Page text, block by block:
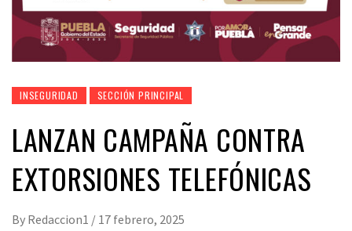
INSEGURIDAD SECCIÓN PRINCIPAL
LANZAN CAMPAÑA CONTRA
EXTORSIONES TELEFÓNICAS
By Redaccion1 / 17 febrero, 2025